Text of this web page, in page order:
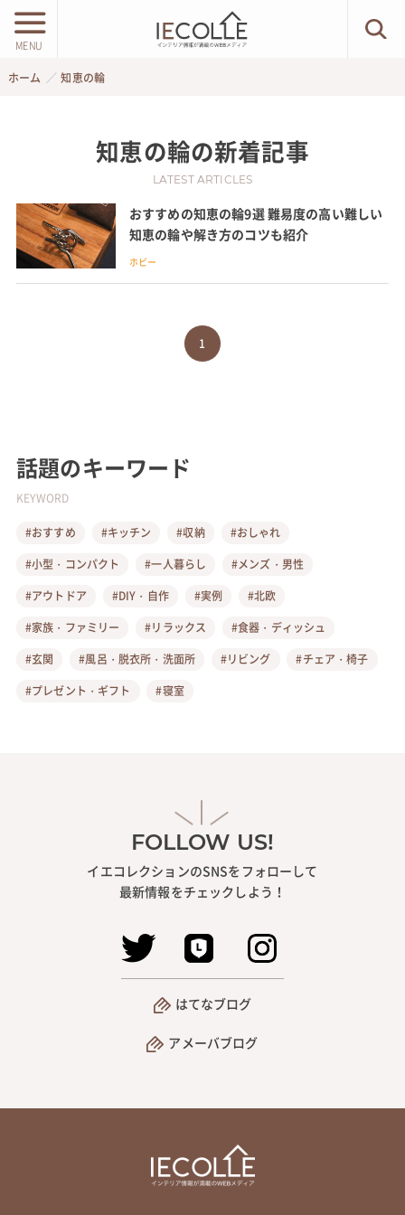
MENU
ホーム 知恵の輪
知恵の輪の新着記事
LATEST ARTICLES
おすすめの知恵の輪9選 難易度の高い難しい
知恵の輪や解き方のコツも紹介
ホビー
1
話題のキーワード
KEYWORD
#おすすめ #キッチン #収納
#おしゃれ
#小型・コンパクト
#一人暮らし
#メンズ・男性
#アウトドア
#DIY・自作 #実例
#北欧
#家族・ファミリー
#リラックス
#食器・ディッシュ
#玄関
#風呂・脱衣所・洗面所 #リビング
#チェア・椅子
#プレゼント・ギフト
#寝室
FOLLOW US!
イエコレクションのSNSをフォローして
最新情報をチェックしよう！
はてなブログ
アメーバブログ